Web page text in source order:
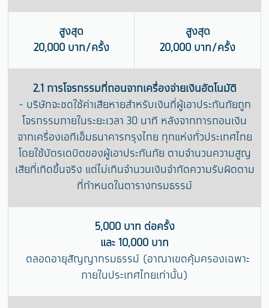
สูงสุด
20,000 บาท/ครั้ง
สูงสุด
20,000 บาท/ครั้ง
2.1 การโจรกรรมที่ถอนจากเครื่องจ่ายเงินอัตโนมัติ
- บริษัทจะชดใช้ค่าเสียหายสำหรับเงินที่ผู้เอาประกันภัยถูก
โจรกรรมภายในระยะเวลา 30 นาที หลังจากการถอนเงิน
จากเครื่องเอทีเอ็มธนาคารกรุงไทย ทุกแห่งทั่วประเทศไทย
โดยใช้บัตรเดบิตของผู้เอาประกันภัย ตามจำนวนความสูญ
เสียที่เกิดขึ้นจริง แต่ไม่เกินจำนวนเงินจำกัดความรับผิดตาม
ที่กำหนดในตารางกรมธรรม์
5,000 บาท ต่อครั้ง
และ 10,000 บาท
ตลอดอายุสัญญากรมธรรม์ (อาณาเขตคุ้มครองเฉพาะ
ภายในประเทศไทยเท่านั้น)